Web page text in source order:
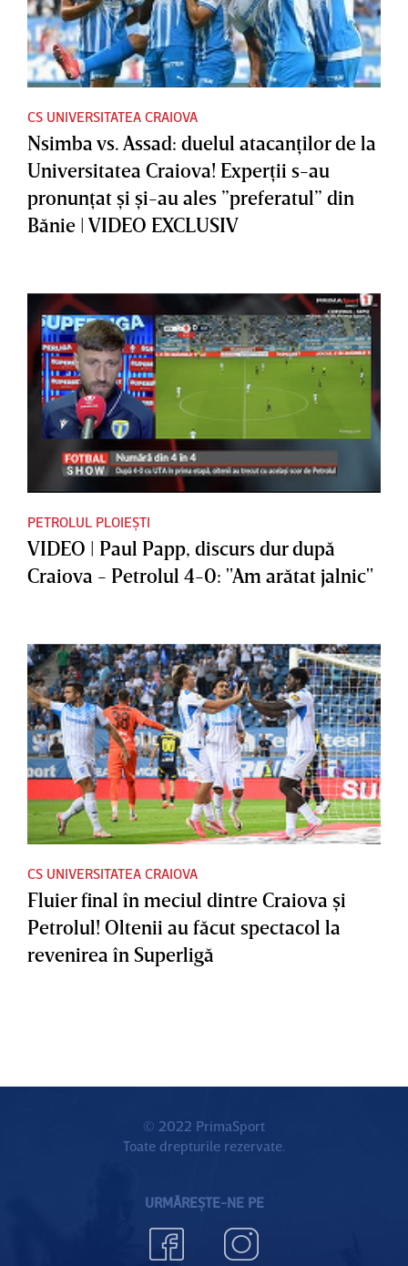
CS UNIVERSITATEA CRAIOVA
Nsimba vs. Assad: duelul atacanţilor de la
Universitatea Craiova! Experţii s-au
pronunţat şi şi-au ales ”preferatul” din
Bănie | VIDEO EXCLUSIV
PETROLUL PLOIEȘTI
VIDEO | Paul Papp, discurs dur după
Craiova - Petrolul 4-0: "Am arătat jalnic"
CS UNIVERSITATEA CRAIOVA
Fluier final în meciul dintre Craiova şi
Petrolul! Oltenii au făcut spectacol la
revenirea în Superligă
© 2022 PrimaSport
Toate drepturile rezervate.
URMĂREȘTE-NE PE